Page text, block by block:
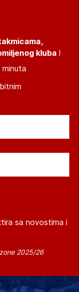
kluba !
sa novostima i
2025/26